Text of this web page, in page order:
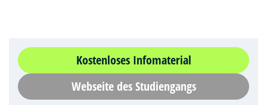
Kostenloses Infomaterial
Webseite des Studiengangs